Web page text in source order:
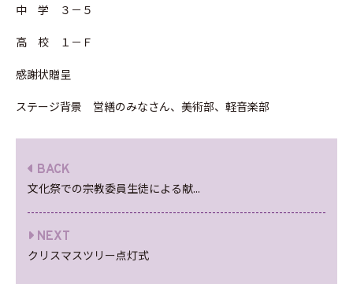
中 学 ３－５
高 校 １－Ｆ
感謝状贈呈
ステージ背景 営繕のみなさん、美術部、軽音楽部
BACK
文化祭での宗教委員生徒による献...
NEXT
クリスマスツリー点灯式